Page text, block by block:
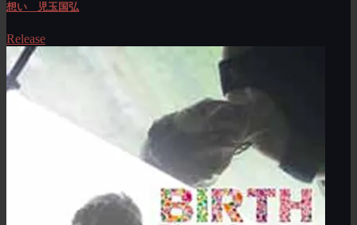
想い 児玉国弘
Release